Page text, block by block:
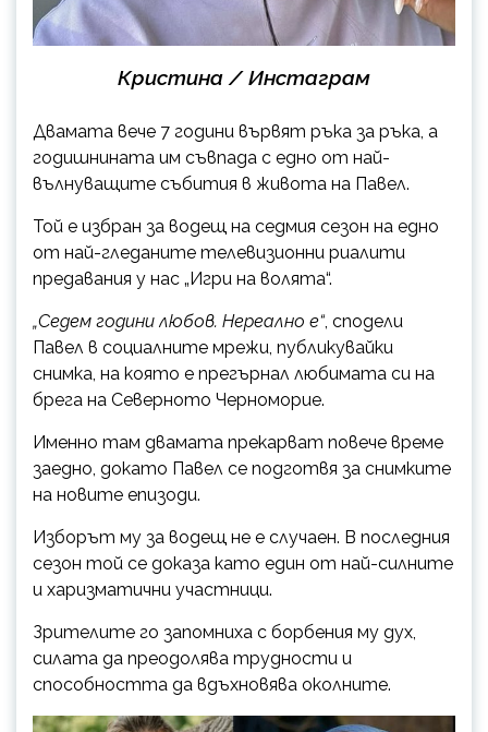
Кристина / Инстаграм
Двамата вече 7 години вървят ръка за ръка, а
годишнината им съвпада с едно от най-
вълнуващите събития в живота на Павел.
Той е избран за водещ на седмия сезон на едно
от най-гледаните телевизионни риалити
предавания у нас „Игри на волята“.
„Седем години любов. Нереално е“, сподели
Павел в социалните мрежи, публикувайки
снимка, на която е прегърнал любимата си на
брега на Северното Черноморие.
Именно там двамата прекарват повече време
заедно, докато Павел се подготвя за снимките
на новите епизоди.
Изборът му за водещ не е случаен. В последния
сезон той се доказа като един от най-силните
и харизматични участници.
Зрителите го запомниха с борбения му дух,
силата да преодолява трудности и
способността да вдъхновява околните.